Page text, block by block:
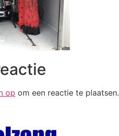
op om een reactie te plaatsen.